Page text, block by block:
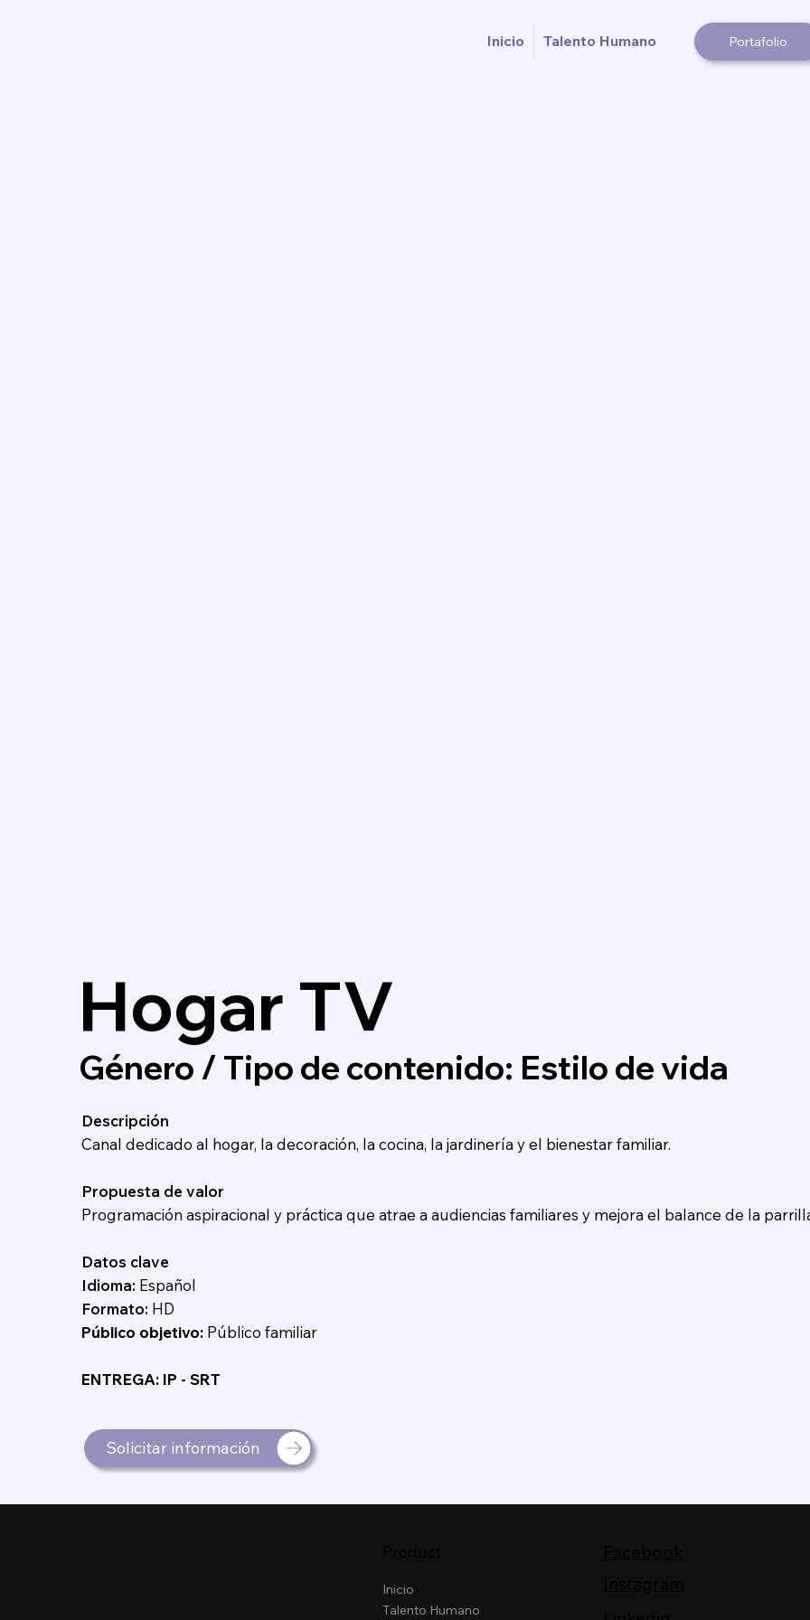
Inicio Talento Humano Portafolio
Hogar TV
Género / Tipo de contenido: Estilo de vida
Descripción
Canal dedicado al hogar, la decoración, la cocina, la jardinería y el bienestar familiar.
Propuesta de valor
Programación aspiracional y práctica que atrae a audiencias familiares y mejora el balance de la
Datos clave
Idioma: Español
Formato: HD
Público objetivo:Público familiar
ENTREGA: IP - SRT
Solicitar información
Inicio
Talento Humano